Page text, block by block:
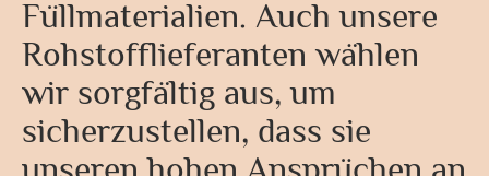
Füllmaterialien. Auch unsere
Rohstofflieferanten wählen
wir sorgfältig aus, um
sicherzustellen, dass sie